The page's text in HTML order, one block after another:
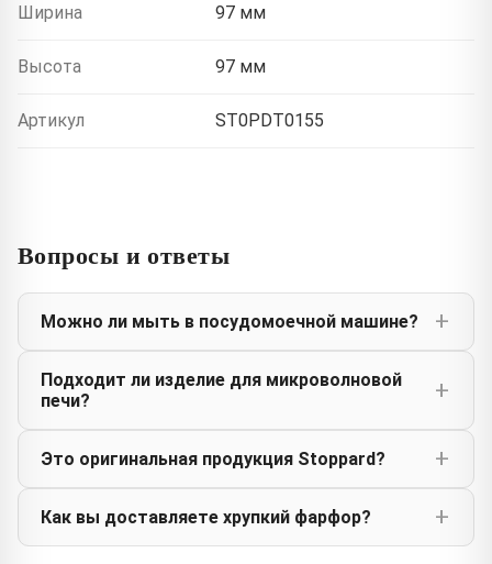
Ширина 97 мм
Высота 97 мм
Артикул ST0PDT0155
Вопросы и ответы
Можно ли мыть в посудомоечной машине?
Подходит ли изделие для микроволновой
печи?
Это оригинальная продукция Stoppard?
Как вы доставляете хрупкий фарфор?